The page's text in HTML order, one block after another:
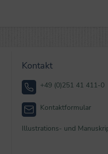
Kontakt
+49 (0)251 41 411-0
Kontaktformular
Illustrations- und